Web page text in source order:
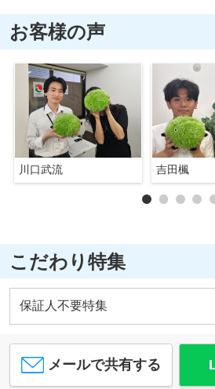
お客様の声
川口武流 吉田楓
こだわり特集
保証人不要特集
メールで共有する